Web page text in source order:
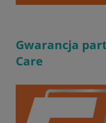
Gwarancja
Care